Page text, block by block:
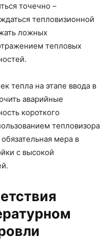
точечно –
тепловизионной
ложных
тепловых
тепла на этапе ввода в
аварийные
короткого
тепловизора
мера в
с высокой